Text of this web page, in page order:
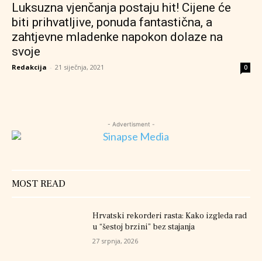
Luksuzna vjenčanja postaju hit! Cijene će
biti prihvatljive, ponuda fantastična, a
zahtjevne mladenke napokon dolaze na
svoje
Redakcija - 21 siječnja, 2021 0
- Advertisment -
MOST READ
Hrvatski rekorderi rasta: Kako izgleda rad
u “šestoj brzini” bez stajanja
27 srpnja, 2026